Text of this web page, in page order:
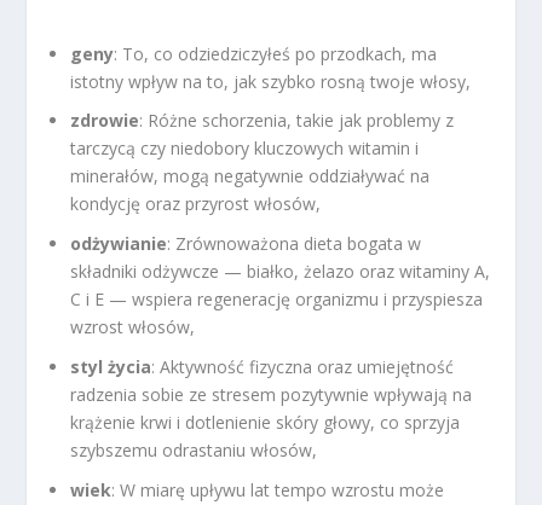
geny: To, co odziedziczyłeś po przodkach, ma
istotny wpływ na to, jak szybko rosną twoje włosy,
zdrowie: Różne schorzenia, takie jak problemy z
tarczycą czy niedobory kluczowych witamin i
minerałów, mogą negatywnie oddziaływać na
kondycję oraz przyrost włosów,
odżywianie: Zrównoważona dieta bogata w
składniki odżywcze — białko, żelazo oraz witaminy A,
C i E — wspiera regenerację organizmu i przyspiesza
wzrost włosów,
styl życia: Aktywność fizyczna oraz umiejętność
radzenia sobie ze stresem pozytywnie wpływają na
krążenie krwi i dotlenienie skóry głowy, co sprzyja
szybszemu odrastaniu włosów,
wiek: W miarę upływu lat tempo wzrostu może